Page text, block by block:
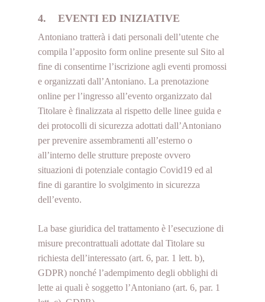
4. EVENTI ED INIZIATIVE
Antoniano tratterà i dati personali dell’utente che
compila l’apposito form online presente sul Sito al
fine di consentirne l’iscrizione agli eventi promossi
e organizzati dall’Antoniano. La prenotazione
online per l’ingresso all’evento organizzato dal
Titolare è finalizzata al rispetto delle linee guida e
dei protocolli di sicurezza adottati dall’Antoniano
per prevenire assembramenti all’esterno o
all’interno delle strutture preposte ovvero
situazioni di potenziale contagio Covid19 ed al
fine di garantire lo svolgimento in sicurezza
dell’evento.
La base giuridica del trattamento è l’esecuzione di
misure precontrattuali adottate dal Titolare su
richiesta dell’interessato (art. 6, par. 1 lett. b),
GDPR) nonché l’adempimento degli obblighi di
lette ai quali è soggetto l’Antoniano (art. 6, par. 1